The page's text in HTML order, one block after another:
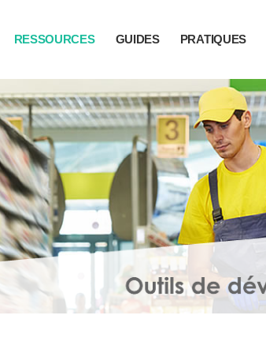
RESSOURCES GUIDES PRATIQUES